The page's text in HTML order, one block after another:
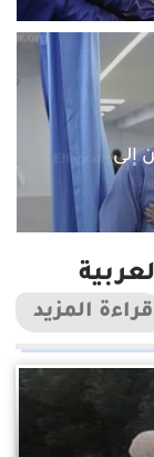
إلى
قراءة المزيد